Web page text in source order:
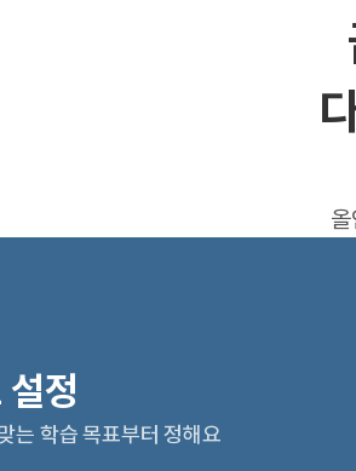
설정
는 학습 목표부터 정해요